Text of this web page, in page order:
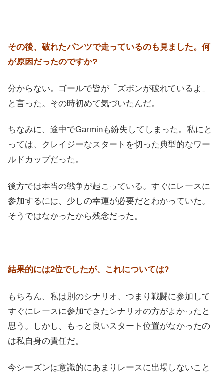
その後、破れたパンツで走っているのも見ました。何
が原因だったのですか?
分からない。ゴールで皆が「ズボンが破れているよ」
と言った。その時初めて気づいたんだ。
ちなみに、途中でGarminも紛失してしまった。私にと
っては、クレイジーなスタートを切った典型的なワー
ルドカップだった。
後方では本当の戦争が起こっている。すぐにレースに
参加するには、少しの幸運が必要だとわかっていた。
そうではなかったから残念だった。
結果的には2位でしたが、これについては?
もちろん、私は別のシナリオ、つまり戦闘に参加して
すぐにレースに参加できたシナリオの方がよかったと
思う。しかし、もっと良いスタート位置がなかったの
は私自身の責任だ。
今シーズンは意識的にあまりレースに出場しないこと